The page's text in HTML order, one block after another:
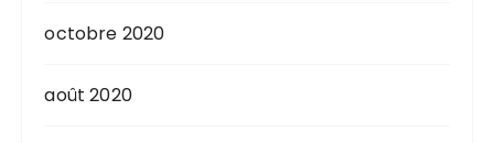
octobre 2020
août 2020